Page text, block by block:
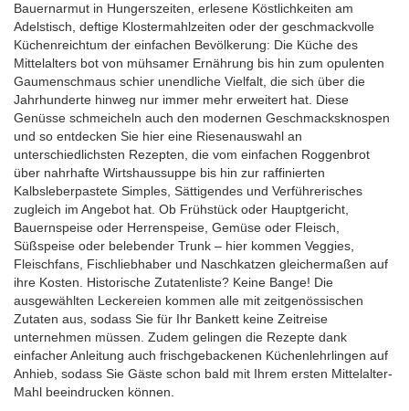
Bauernarmut in Hungerszeiten, erlesene Köstlichkeiten am
Adelstisch, deftige Klostermahlzeiten oder der geschmackvolle
Küchenreichtum der einfachen Bevölkerung: Die Küche des
Mittelalters bot von mühsamer Ernährung bis hin zum opulenten
Gaumenschmaus schier unendliche Vielfalt, die sich über die
Jahrhunderte hinweg nur immer mehr erweitert hat. Diese
Genüsse schmeicheln auch den modernen Geschmacksknospen
und so entdecken Sie hier eine Riesenauswahl an
unterschiedlichsten Rezepten, die vom einfachen Roggenbrot
über nahrhafte Wirtshaussuppe bis hin zur raffinierten
Kalbsleberpastete Simples, Sättigendes und Verführerisches
zugleich im Angebot hat. Ob Frühstück oder Hauptgericht,
Bauernspeise oder Herrenspeise, Gemüse oder Fleisch,
Süßspeise oder belebender Trunk – hier kommen Veggies,
Fleischfans, Fischliebhaber und Naschkatzen gleichermaßen auf
ihre Kosten. Historische Zutatenliste? Keine Bange! Die
ausgewählten Leckereien kommen alle mit zeitgenössischen
Zutaten aus, sodass Sie für Ihr Bankett keine Zeitreise
unternehmen müssen. Zudem gelingen die Rezepte dank
einfacher Anleitung auch frischgebackenen Küchenlehrlingen auf
Anhieb, sodass Sie Gäste schon bald mit Ihrem ersten Mittelalter-
Mahl beeindrucken können.